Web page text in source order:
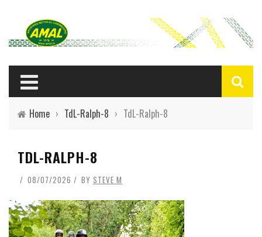
Home › TdL-Ralph-8 › TdL-Ralph-8
TDL-RALPH-8
08/07/2026 BY STEVE M